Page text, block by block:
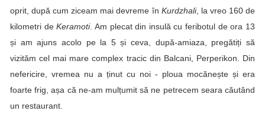
oprit, după cum ziceam mai devreme în Kurdzhali, la vreo 160 de
kilometri deKeramoti. Am plecat din insulă cu feribotul de ora 13
și am ajuns acolo pe la 5 și ceva, după-amiaza, pregătiți să
vizităm cel mai mare complex tracic din Balcani, Perperikon. Din
nefericire, vremea nu a ținut cu noi - ploua mocănește și era
foarte frig, așa că ne-am mulțumit să ne petrecem seara căutând
un restaurant.